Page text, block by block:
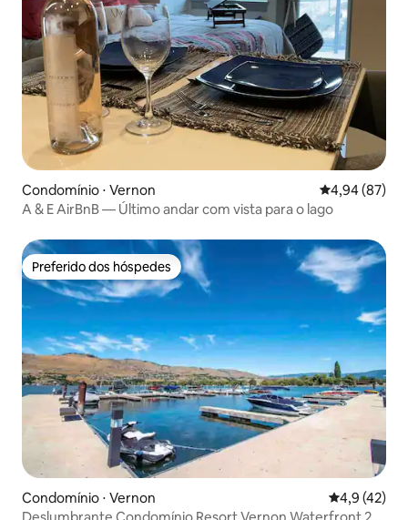
Condomínio ⋅ Vernon 4,94 de uma
4,94 (87)
A & E AirBnB — Último andar com vista para o lago
Preferido dos hóspedes
Preferido dos hóspedes
Condomínio ⋅ Vernon 4,9 de uma
4,9 (42)